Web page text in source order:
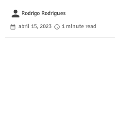
person Rodrigo Rodrigues
abril 15, 2023
1 minute read